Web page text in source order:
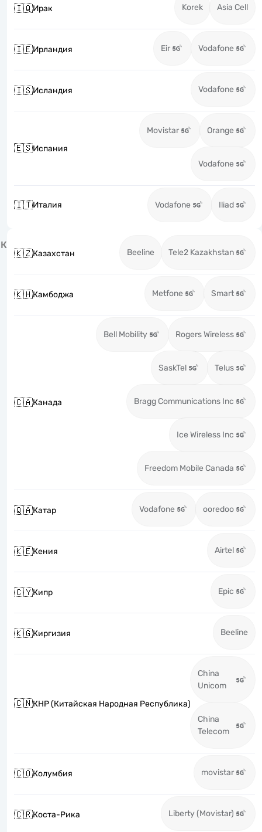
🇮🇶Ирак Korek Asia Cell
🇮🇪Ирландия Eir Vodafone
🇮🇸Исландия Vodafone
🇪🇸Испания
Movistar Orange
Vodafone
🇮🇹Италия Vodafone Iliad
К
🇰🇿Казахстан Beeline Tele2 Kazakhstan
🇰🇭Камбоджа Metfone Smart
🇨🇦Канада
Bell Mobility Rogers Wireless
SaskTel Telus
Bragg Communications Inc
Ice Wireless Inc
Freedom Mobile Canada
🇶🇦Катар Vodafone ooredoo
🇰🇪Кения Airtel
🇨🇾Кипр Epic
🇰🇬Киргизия Beeline
🇨🇳КНР (Китайская Народная Республика)
China
Unicom
China
Telecom
🇨🇴Колумбия movistar
🇨🇷Коста-Рика Liberty (Movistar)